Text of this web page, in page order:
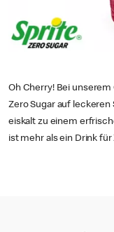
Oh Cherry! Bei
Zero Sugar auf
eiskalt zu einem
ist mehr als ein Drink